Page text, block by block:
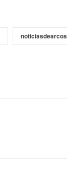
noticiasdearcos